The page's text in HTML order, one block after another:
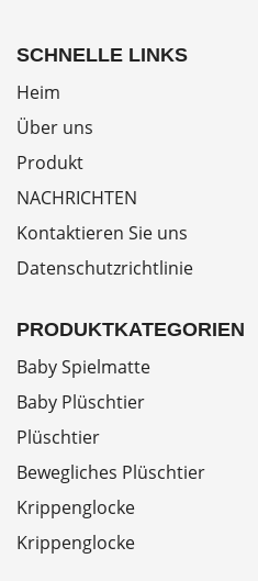
SCHNELLE LINKS
Heim
Über uns
Produkt
NACHRICHTEN
Kontaktieren Sie uns
Datenschutzrichtlinie
PRODUKTKATEGORIEN
Baby Spielmatte
Baby Plüschtier
Plüschtier
Bewegliches Plüschtier
Krippenglocke
Krippenglocke